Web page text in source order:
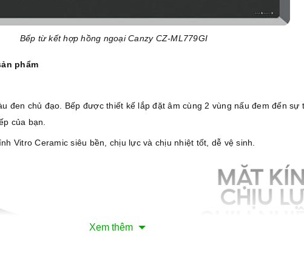
Bếp từ kết hợp hồng ngoại Canzy CZ-ML779GI
phẩm
đen chủ đạo. Bếp được thiết kế lắp đặt âm cùng 2 vùng nấu đem đến sự
của bạn.
Vitro Ceramic siêu bền, chịu lực và chịu nhiệt tốt, dễ vệ sinh.
Xem thêm